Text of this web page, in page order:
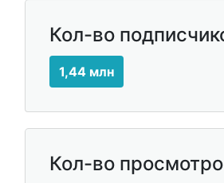
Кол-во
1,44 млн
Кол-во